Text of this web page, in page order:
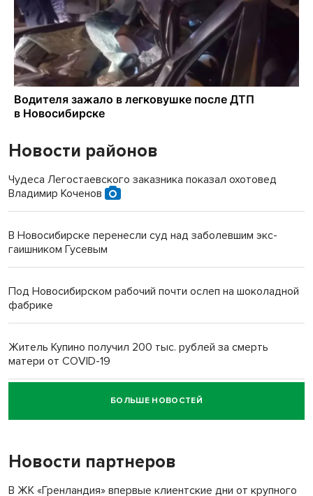
Новости районов
Чудеса Легостаевского заказника показал охотовед
Владимир Коченов
В Новосибирске перенесли суд над заболевшим экс-
гаишником Гусевым
Под Новосибирском рабочий почти ослеп на шоколадной
фабрике
Житель Купино получил 200 тыс. рублей за смерть
матери от COVID-19
Новосибирский суд наказал водителя за смерть
пенсионерки на вокзале
«Мы живём на пастбище!»: в новосибирском селе лошади
терроризируют жителей
БОЛЬШЕ НОВОСТЕЙ
Новости партнеров
В ЖК «Гренландия» впервые клиентские дни от крупного